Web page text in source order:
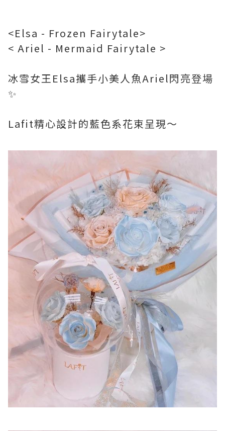
<Elsa - Frozen Fairytale>
< Ariel - Mermaid Fairytale >
冰雪女王Elsa攜手小美人魚Ariel閃亮登場
✨
Lafit精心設計的藍色系花束呈現～